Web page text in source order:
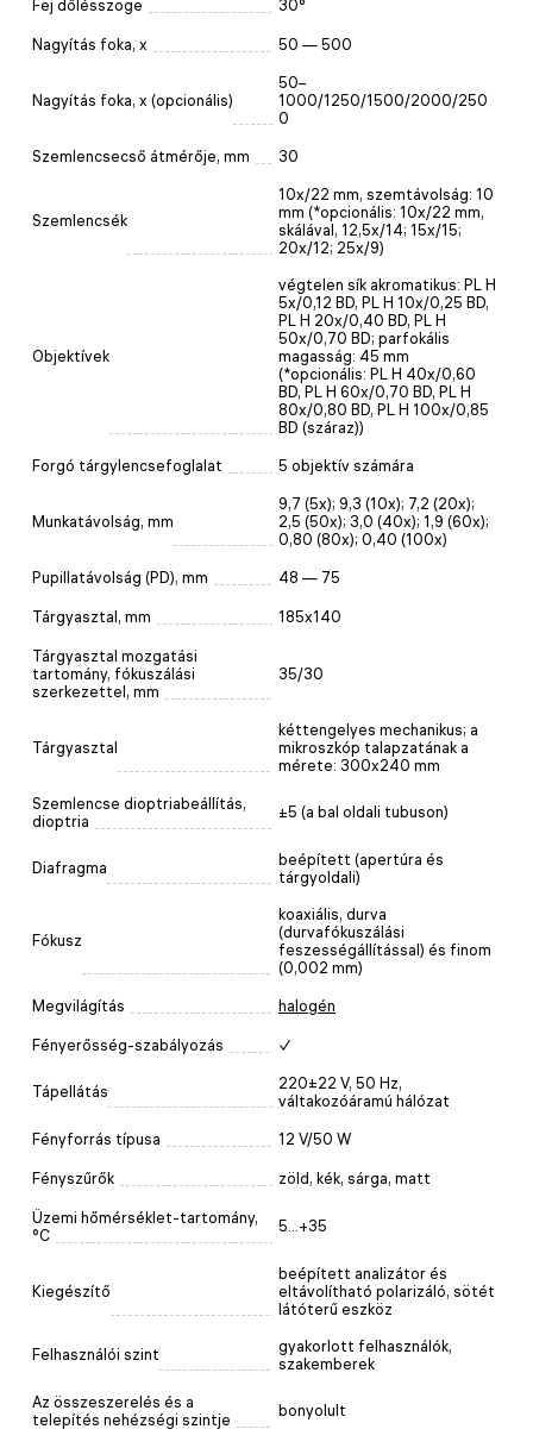
Fej dőlésszöge 30°
Nagyítás foka, x 50 — 500
Nagyítás foka, x (opcionális)
50–
1000/1250/1500/2000/250
0
Szemlencsecső átmérője, mm 30
Szemlencsék
10х/22 mm, szemtávolság: 10
mm (*opcionális: 10x/22 mm,
skálával, 12,5x/14; 15x/15;
20x/12; 25x/9)
Objektívek
végtelen sík akromatikus: PL H
5x/0,12 BD, PL H 10x/0,25 BD,
PL H 20x/0,40 BD, PL H
50x/0,70 BD; parfokális
magasság: 45 mm
(*opcionális: PL H 40x/0,60
BD, PL H 60x/0,70 BD, PL H
80x/0,80 BD, PL H 100x/0,85
BD (száraz))
Forgó tárgylencsefoglalat 5 objektív számára
Munkatávolság, mm
9,7 (5x); 9,3 (10x); 7,2 (20x);
2,5 (50x); 3,0 (40x); 1,9 (60x);
0,80 (80x); 0,40 (100x)
Pupillatávolság (PD), mm 48 — 75
Tárgyasztal, mm 185x140
Tárgyasztal mozgatási
tartomány, fókuszálási
szerkezettel, mm
35/30
Tárgyasztal
kéttengelyes mechanikus; a
mikroszkóp talapzatának a
mérete: 300x240 mm
Szemlencse dioptriabeállítás,
dioptria
±5 (a bal oldali tubuson)
Diafragma
beépített (apertúra és
tárgyoldali)
Fókusz
koaxiális, durva
(durvafókuszálási
feszességállítással) és finom
(0,002 mm)
Megvilágítás halogén
Fényerősség-szabályozás ✓
Tápellátás
220±22 V, 50 Hz,
váltakozóáramú hálózat
Fényforrás típusa 12 V/50 W
Fényszűrők zöld, kék, sárga, matt
Üzemi hőmérséklet-tartomány,
°C
5...+35
Kiegészítő
beépített analizátor és
eltávolítható polarizáló, sötét
látóterű eszköz
Felhasználói szint
gyakorlott felhasználók,
szakemberek
Az összeszerelés és a
telepítés nehézségi szintje
bonyolult